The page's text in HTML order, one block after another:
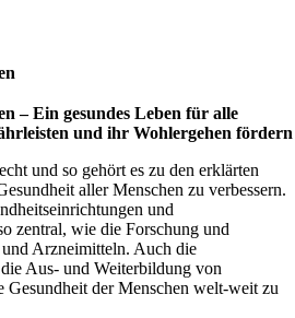
– Ein gesundes Leben für alle
und ihr Wohlergehen fördern
und so gehört es zu den erklärten
aller Menschen zu verbessern.
und
zentral, wie die Forschung und
Arzneimitteln. Auch die
Aus- und Weiterbildung von
Gesundheit der Menschen welt-weit zu